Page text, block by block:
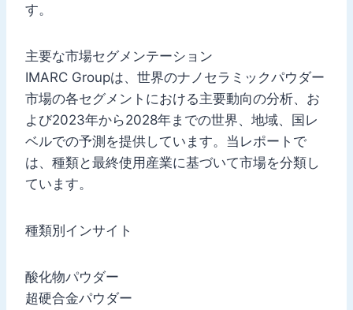
す。
主要な市場セグメンテーション
IMARC Groupは、世界のナノセラミックパウダー
市場の各セグメントにおける主要動向の分析、お
よび2023年から2028年までの世界、地域、国レ
ベルでの予測を提供しています。当レポートで
は、種類と最終使用産業に基づいて市場を分類し
ています。
種類別インサイト
酸化物パウダー
超硬合金パウダー